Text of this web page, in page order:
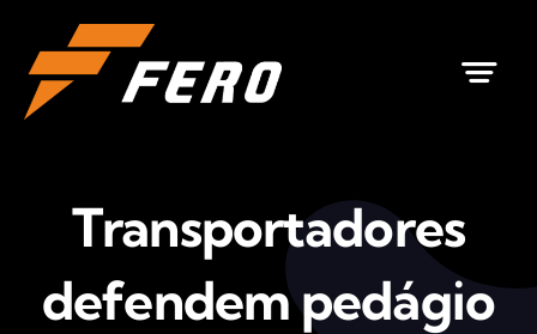
para
conteúdo
Transportadores
defendem pedágio